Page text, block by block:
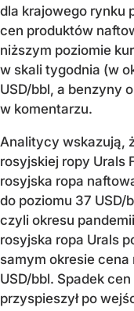
dla krajowego rynku
cen produktów
niższym poziomie
w skali tygodnia (w
USD/bbl, a benzyny
w komentarzu.
Analitycy wskazują,
rosyjskiej ropy Urals
rosyjska ropa
do poziomu 37 USD/
czyli okresu
rosyjska ropa Urals
samym okresie cena
USD/bbl. Spadek
przyspieszył po